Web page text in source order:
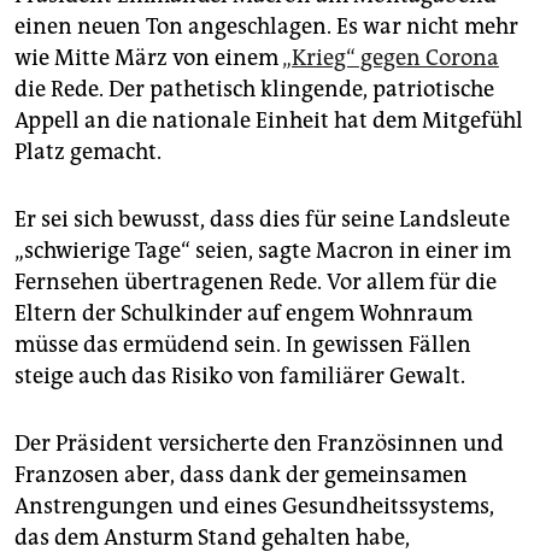
epaper login
einen neuen Ton angeschlagen. Es war nicht mehr
wie Mitte März von einem„Krieg“ gegen Corona
die Rede. Der pathetisch klingende, patriotische
Appell an die nationale Einheit hat dem Mitgefühl
Platz gemacht.
Er sei sich bewusst, dass dies für seine Landsleute
„schwierige Tage“ seien, sagte Macron in einer im
Fernsehen übertragenen Rede. Vor allem für die
Eltern der Schulkinder auf engem Wohnraum
müsse das ermüdend sein. In gewissen Fällen
steige auch das Risiko von familiärer Gewalt.
Der Präsident versicherte den Französinnen und
Franzosen aber, dass dank der gemeinsamen
Anstrengungen und eines Gesundheitssystems,
das dem Ansturm Stand gehalten habe,